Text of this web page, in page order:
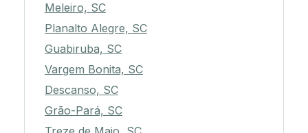
Meleiro, SC
Planalto Alegre, SC
Guabiruba, SC
Vargem Bonita, SC
Descanso, SC
Grão-Pará, SC